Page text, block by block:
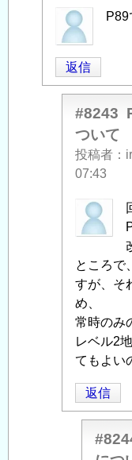
匿
名
投
稿
者
Re:
P89
返信
#8243
ついて
投稿者
07:43
匿
名
稿
者
に
よ
る
「 Re:
路
擁
ところで
すが、そ
め、
常時のみ
レベル2
てもよい
返信